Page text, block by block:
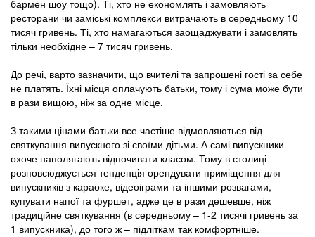
бармен шоу тощо). Ті, хто не економлять і замовляють
ресторани чи заміські комплекси витрачають в середньому 10
тисяч гривень. Ті, хто намагаються заощаджувати і замовлять
тільки необхідне – 7 тисяч гривень.
До речі, варто зазначити, що вчителі та запрошені гості за себе
не платять. Їхні місця оплачують батьки, тому і сума може бути
в рази вищою, ніж за одне місце.
З такими цінами батьки все частіше відмовляються від
святкування випускного зі своїми дітьми. А самі випускники
охоче наполягають відпочивати класом. Тому в столиці
розповсюджується тенденція орендувати приміщення для
випускників з караоке, відеоіграми та іншими розвагами,
купувати напої та фуршет, адже це в рази дешевше, ніж
традиційне святкування (в середньому – 1-2 тисячі гривень за
1 випускника), до того ж – підліткам так комфортніше.